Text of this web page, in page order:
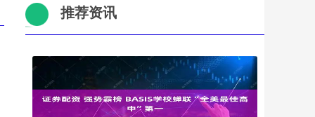
推荐资讯